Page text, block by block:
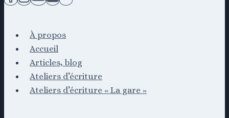
À propos
Accueil
Articles, blog
Ateliers d’écriture
Ateliers d’écriture « La gare »